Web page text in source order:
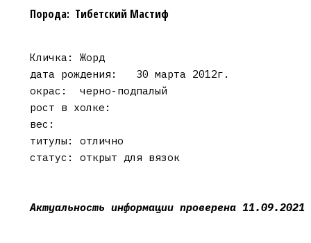
Порода: Тибетский Мастиф
Кличка: Жорд
дата рождения: 30 марта 2012г.
окрас: черно-подпалый
рост в холке:
вес:
титулы: отлично
статус: открыт для вязок
Актуальность информации проверена 11.09.2021